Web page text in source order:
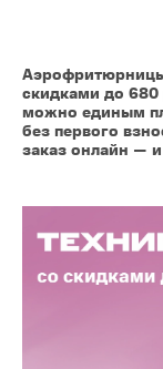
скидками до 680
можно единым
без первого
заказ онлайн —